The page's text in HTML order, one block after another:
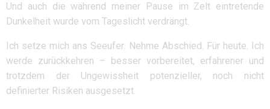
Und auch die während meiner Pause im Zelt eintretende
Dunkelheit wurde vom Tageslicht verdrängt.
Ich setze mich ans Seeufer. Nehme Abschied. Für heute. Ich
werde zurückkehren – besser vorbereitet, erfahrener und
trotzdem der Ungewissheit potenzieller, noch nicht
definierter Risiken ausgesetzt.